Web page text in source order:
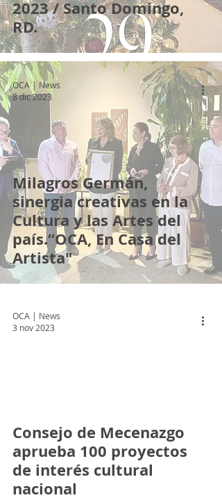
2023 / Santo Domingo,
RD.
Milagros Germán,
sinergia creativas en la
Cultura y las Artes del
país.“OCA, En Casa del
Artista"
OCA | News
8 dic 2023
Consejo de Mecenazgo
aprueba 100 proyectos
de interés cultural
nacional
OCA | News
3 nov 2023